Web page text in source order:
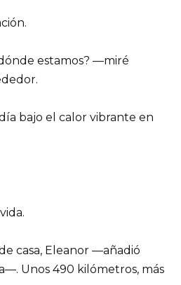
estamos? —miré
bajo el calor vibrante en
casa, Eleanor —añadió
Unos 490 kilómetros, más